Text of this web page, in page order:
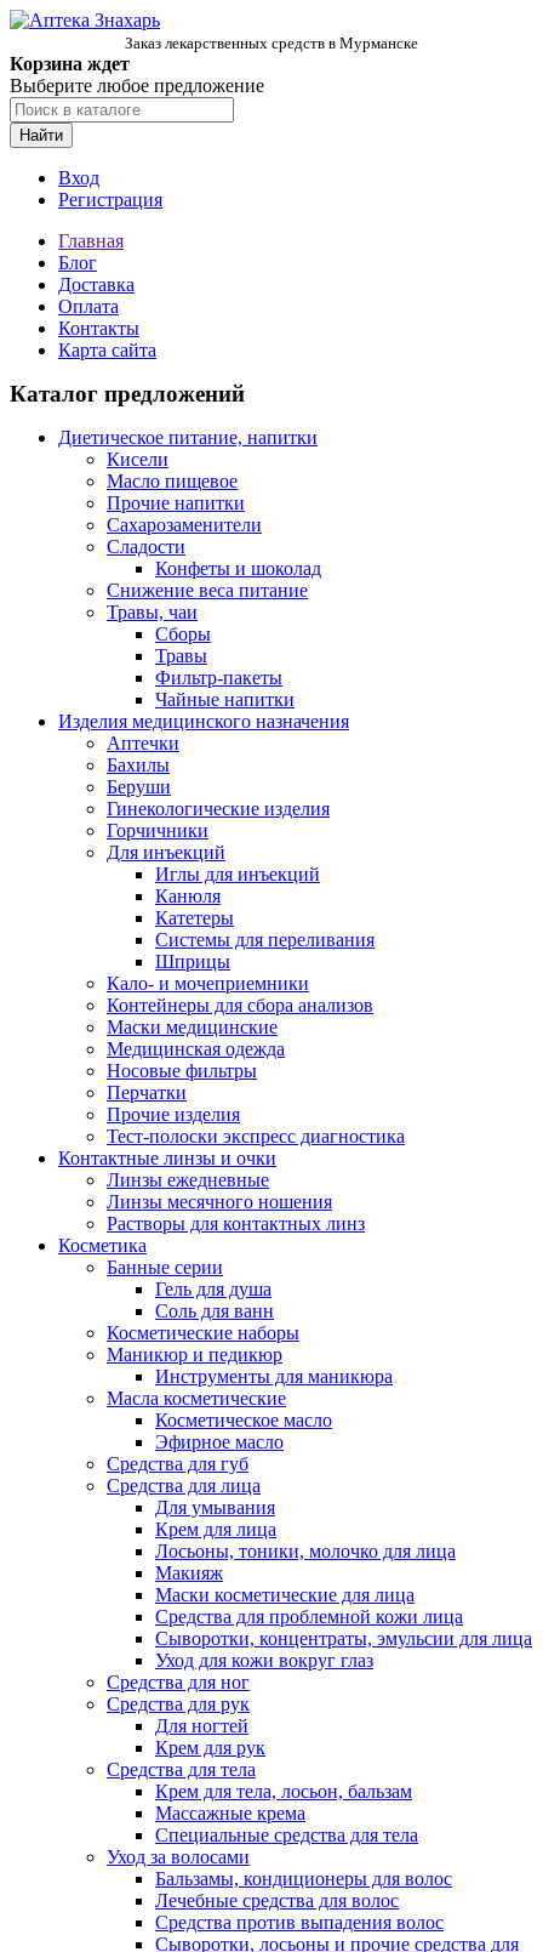
Заказ лекарственных средств в Мурманске
Корзина ждет
Выберите любое предложение
Найти
Вход
Регистрация
Главная
Блог
Доставка
Оплата
Контакты
Карта сайта
Каталог предложений
Диетическое питание, напитки
Кисели
Масло пищевое
Прочие напитки
Сахарозаменители
Сладости
Конфеты и шоколад
Снижение веса питание
Травы, чаи
Сборы
Травы
Фильтр-пакеты
Чайные напитки
Изделия медицинского назначения
Аптечки
Бахилы
Беруши
Гинекологические изделия
Горчичники
Для инъекций
Иглы для инъекций
Канюля
Катетеры
Системы для переливания
Шприцы
Кало- и мочеприемники
Контейнеры для сбора анализов
Маски медицинские
Медицинская одежда
Носовые фильтры
Перчатки
Прочие изделия
Тест-полоски экспресс диагностика
Контактные линзы и очки
Линзы ежедневные
Линзы месячного ношения
Растворы для контактных линз
Косметика
Банные серии
Гель для душа
Соль для ванн
Косметические наборы
Маникюр и педикюр
Инструменты для маникюра
Масла косметические
Косметическое масло
Эфирное масло
Средства для губ
Средства для лица
Для умывания
Крем для лица
Лосьоны, тоники, молочко для лица
Макияж
Маски косметические для лица
Средства для проблемной кожи лица
Сыворотки, концентраты, эмульсии для лица
Уход для кожи вокруг глаз
Средства для ног
Средства для рук
Для ногтей
Крем для рук
Средства для тела
Крем для тела, лосьон, бальзам
Массажные крема
Специальные средства для тела
Уход за волосами
Бальзамы, кондиционеры для волос
Лечебные средства для волос
Средства против выпадения волос
Сыворотки, лосьоны и прочие средства для